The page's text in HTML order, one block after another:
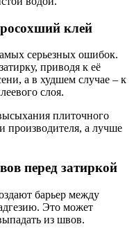
клей
серьезных ошибок.
приводя к её
а в худшем случае – к
слоя.
плиточного
производителя, а лучше
перед затиркой
барьер между
Это может
из швов.